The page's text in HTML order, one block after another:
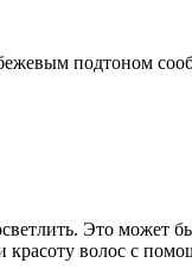
подтоном
Это может
волос с